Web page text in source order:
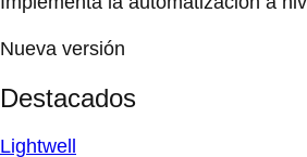
Nueva versión
Destacados
Lightwell